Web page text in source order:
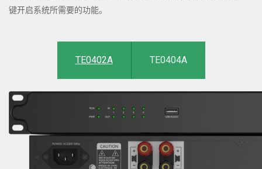
键开启系统所需要的功能。
TE0402A TE0404A